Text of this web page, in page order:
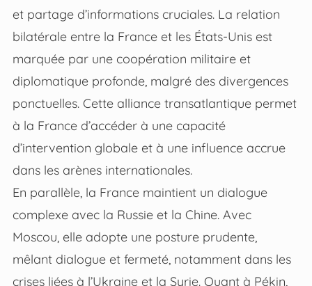
et partage d’informations cruciales. La relation
bilatérale entre la France et les États-Unis est
marquée par une coopération militaire et
diplomatique profonde, malgré des divergences
ponctuelles. Cette alliance transatlantique permet
à la France d’accéder à une capacité
d’intervention globale et à une influence accrue
dans les arènes internationales.
En parallèle, la France maintient un dialogue
complexe avec la Russie et la Chine. Avec
Moscou, elle adopte une posture prudente,
mêlant dialogue et fermeté, notamment dans les
crises liées à l’Ukraine et la Syrie. Quant à Pékin,